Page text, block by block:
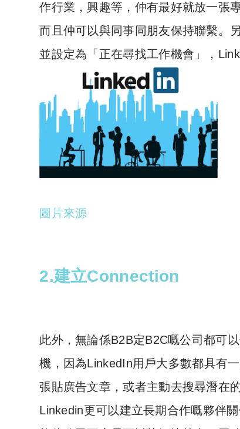
作行業，興趣等，仲有最好就放一張
而且仲可以與同事同朋友保持聯繫。
並設定為「正在尋找工作機會」，
圖片來源
2.建立Connection
此外，無論係B2B定B2C嘅公司都可
機，因為LinkedIn用戶大多數都具有
張貼廣告文章，或者主動去搜尋潛在
Linkedin更可以建立長期合作嘅夥伴